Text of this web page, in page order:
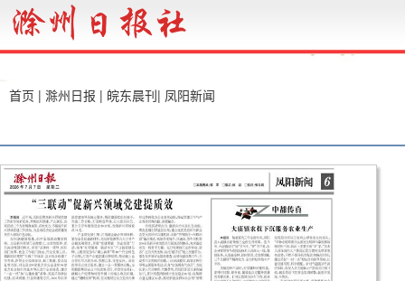
首页 | 滁州日报 | 皖东晨刊| 凤阳新闻